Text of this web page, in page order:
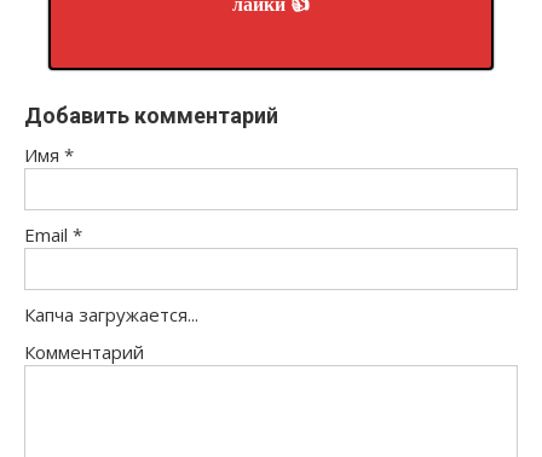
лайки 👍
Добавить комментарий
Имя *
Email *
Капча загружается...
Комментарий